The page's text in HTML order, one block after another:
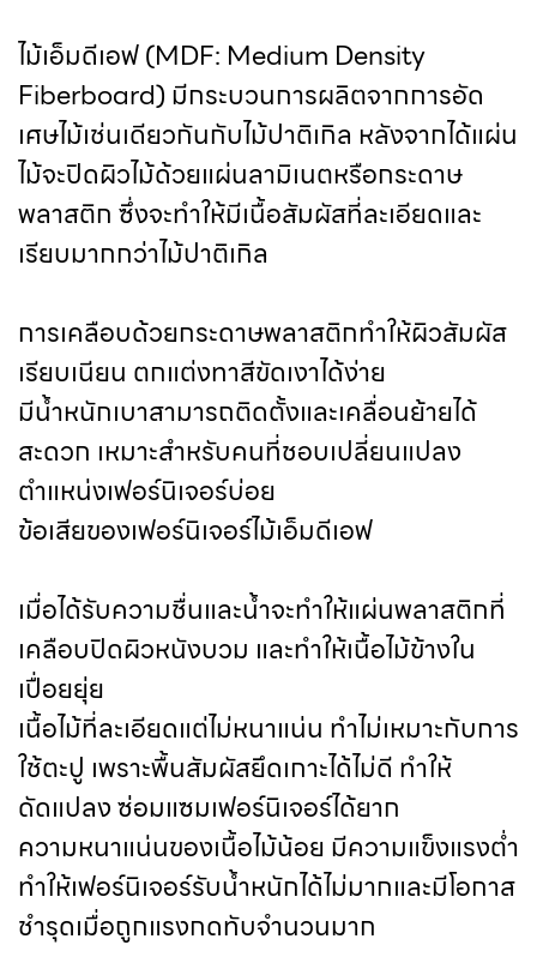
ไม้เอ็มดีเอฟ (MDF: Medium Density
Fiberboard) มีกระบวนการผลิตจากการอัด
เศษไม้เช่นเดียวกันกับไม้ปาติเกิล หลังจากได้แผ่น
ไม้จะปิดผิวไม้ด้วยแผ่นลามิเนตหรือกระดาษ
พลาสติก ซึ่งจะทำให้มีเนื้อสัมผัสที่ละเอียดและ
เรียบมากกว่าไม้ปาติเกิล
การเคลือบด้วยกระดาษพลาสติกทำให้ผิวสัมผัส
เรียบเนียน ตกแต่งทาสีขัดเงาได้ง่าย
มีน้ำหนักเบาสามารถติดตั้งและเคลื่อนย้ายได้
สะดวก เหมาะสำหรับคนที่ชอบเปลี่ยนแปลง
ตำแหน่งเฟอร์นิเจอร์บ่อย
ข้อเสียของเฟอร์นิเจอร์ไม้เอ็มดีเอฟ
เมื่อได้รับความชื่นและน้ำจะทำให้แผ่นพลาสติกที่
เคลือบปิดผิวหนังบวม และทำให้เนื้อไม้ข้างใน
เปื่อยยุ่ย
เนื้อไม้ที่ละเอียดแต่ไม่หนาแน่น ทำไม่เหมาะกับการ
ใช้ตะปู เพราะพื้นสัมผัสยึดเกาะได้ไม่ดี ทำให้
ดัดแปลง ซ่อมแซมเฟอร์นิเจอร์ได้ยาก
ความหนาแน่นของเนื้อไม้น้อย มีความแข็งแรงต่ำ
ทำให้เฟอร์นิเจอร์รับน้ำหนักได้ไม่มากและมีโอกาส
ชำรุดเมื่อถูกแรงกดทับจำนวนมาก